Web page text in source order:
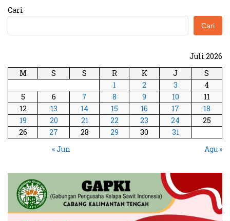
Cari
Cari
Juli 2026
M
S S R K J
S
1
2 3
4
5
6 7 8 9 10
11
12
13 14 15 16 17
18
19
20 21 22 23 24
25
26
27 28 29 30
31
« Jun
Agu »